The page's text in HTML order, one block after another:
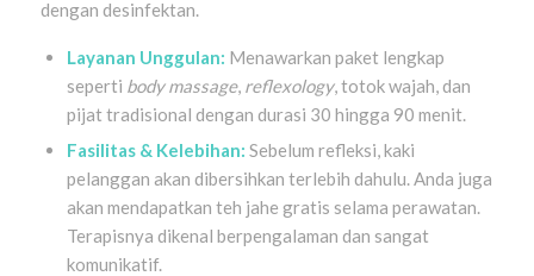
dengan desinfektan.
Layanan Unggulan: Menawarkan paket lengkap
seperti body massage, reflexology, totok wajah, dan
pijat tradisional dengan durasi 30 hingga 90 menit.
Fasilitas & Kelebihan: Sebelum refleksi, kaki
pelanggan akan dibersihkan terlebih dahulu. Anda juga
akan mendapatkan teh jahe gratis selama perawatan.
Terapisnya dikenal berpengalaman dan sangat
komunikatif.